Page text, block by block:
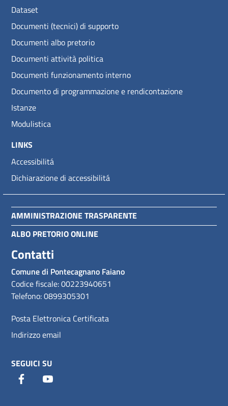
Dataset
Documenti (tecnici) di supporto
Documenti albo pretorio
Documenti attività politica
Documenti funzionamento interno
Documento di programmazione e rendicontazione
Istanze
Modulistica
LINKS
Accessibilitá
Dichiarazione di accessibilitá
AMMINISTRAZIONE TRASPARENTE
ALBO PRETORIO ONLINE
Contatti
Comune di Pontecagnano Faiano
Codice fiscale: 00223940651
Telefono: 0899305301
Posta Elettronica Certificata
Indirizzo email
SEGUICI SU
Facebook